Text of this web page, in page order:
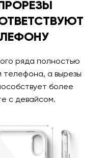
ряда полностью
телефона, а вырезы
более
с девайсом.